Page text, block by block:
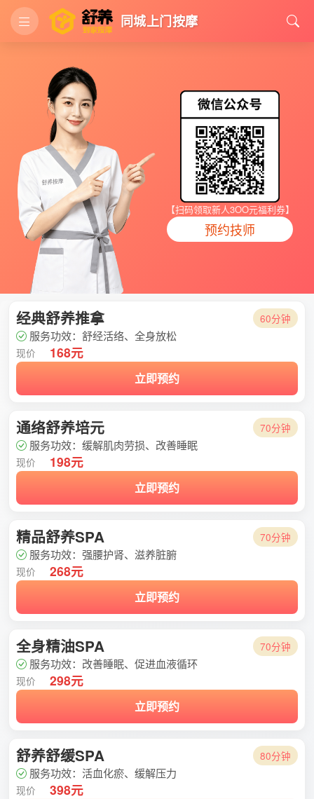
同城上门按摩
【扫码领取新人3OO元福利券】
预约技师
经典舒养推拿 60分钟
服务功效：舒经活络、全身放松
现价 168元
立即预约
通络舒养培元 70分钟
服务功效：缓解肌肉劳损、改善睡眠
现价 198元
立即预约
精品舒养SPA 70分钟
服务功效：强腰护肾、滋养脏腑
现价 268元
立即预约
全身精油SPA 70分钟
服务功效：改善睡眠、促进血液循环
现价 298元
立即预约
舒养舒缓SPA 80分钟
服务功效：活血化瘀、缓解压力
现价 398元